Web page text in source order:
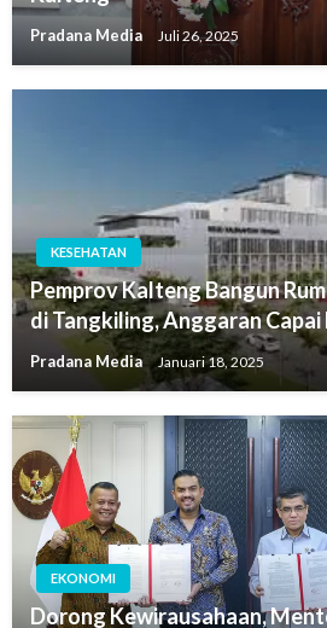
Pradana Media Juli 26, 2025
KESEHATAN
Pemprov Kalteng Bangun
di Tangkiling, Anggaran Capai
Pradana Media Januari 18, 2025
EKONOMI
Dorong Kewirausahaan,